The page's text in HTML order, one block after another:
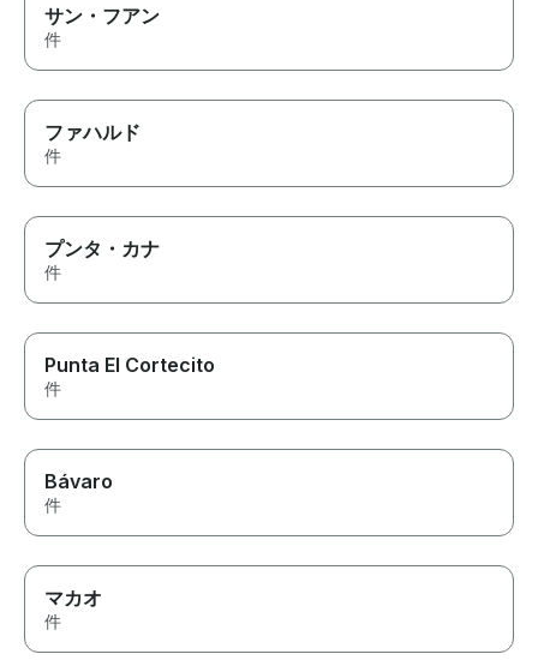
サン・フアン
件
ファハルド
件
プンタ・カナ
件
Punta El Cortecito
件
Bávaro
件
マカオ
件